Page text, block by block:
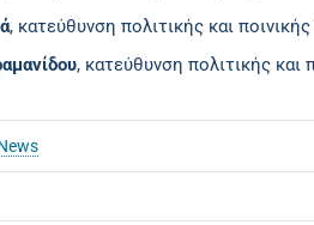
, κατεύθυνση πολιτικής και
, κατεύθυνση πολιτικής και